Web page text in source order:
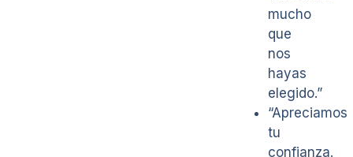
mucho
que
nos
hayas
elegido.”
“Apreciamos
tu
confianza.